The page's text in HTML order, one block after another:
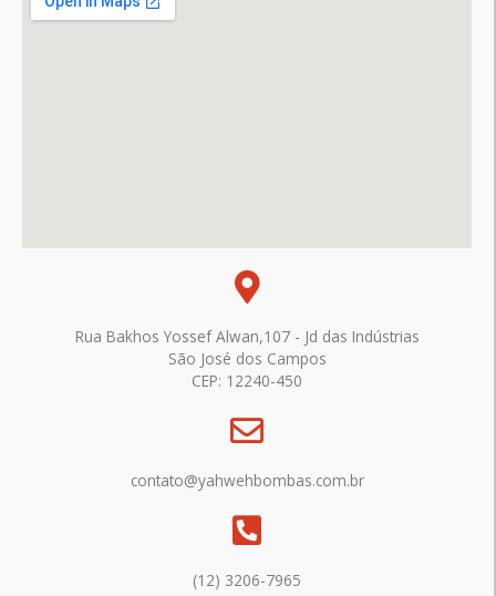
Rua Bakhos Yossef Alwan,107 - Jd das Indústrias
São José dos Campos
CEP: 12240-450
contato@yahwehbombas.com.br
(12) 3206-7965